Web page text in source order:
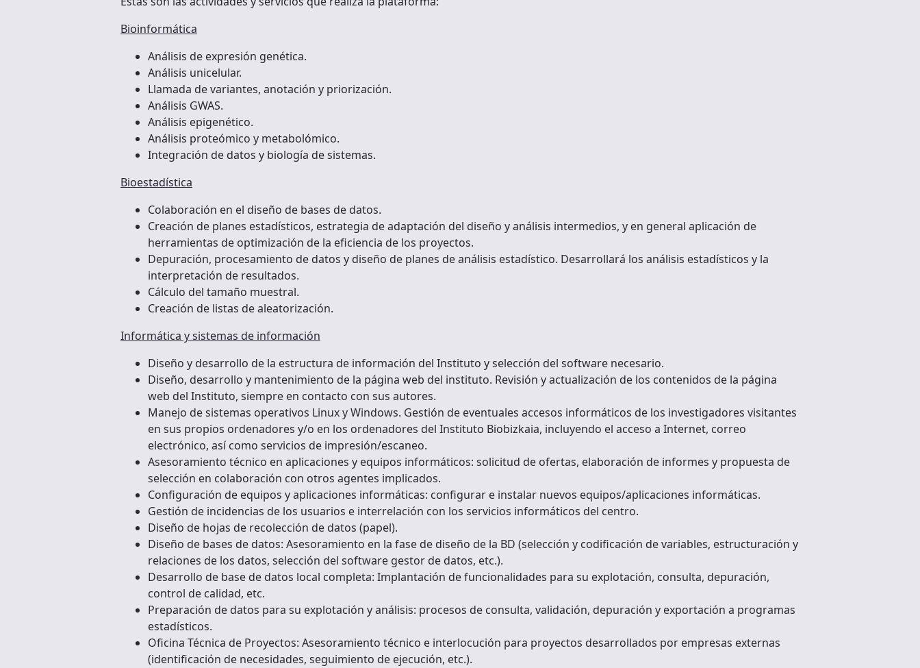
Bioinformática
Análisis de expresión genética.
Análisis unicelular.
Llamada de variantes, anotación y priorización.
Análisis GWAS.
Análisis epigenético.
Análisis proteómico y metabolómico.
Integración de datos y biología de sistemas.
Bioestadística
Colaboración en el diseño de bases de datos.
Creación de planes estadísticos, estrategia de adaptación del diseño y análisis intermedios, y en general aplicación de
herramientas de optimización de la eficiencia de los proyectos.
Depuración, procesamiento de datos y diseño de planes de análisis estadístico. Desarrollará los análisis estadísticos y la
interpretación de resultados.
Cálculo del tamaño muestral.
Creación de listas de aleatorización.
Informática y sistemas de información
Diseño y desarrollo de la estructura de información del Instituto y selección del software necesario.
Diseño, desarrollo y mantenimiento de la página web del instituto. Revisión y actualización de los contenidos de la página
web del Instituto, siempre en contacto con sus autores.
Manejo de sistemas operativos Linux y Windows. Gestión de eventuales accesos informáticos de los investigadores visitantes
en sus propios ordenadores y/o en los ordenadores del Instituto Biobizkaia, incluyendo el acceso a Internet, correo
electrónico, así como servicios de impresión/escaneo.
Asesoramiento técnico en aplicaciones y equipos informáticos: solicitud de ofertas, elaboración de informes y propuesta de
selección en colaboración con otros agentes implicados.
Configuración de equipos y aplicaciones informáticas: configurar e instalar nuevos equipos/aplicaciones informáticas.
Gestión de incidencias de los usuarios e interrelación con los servicios informáticos del centro.
Diseño de hojas de recolección de datos (papel).
Diseño de bases de datos: Asesoramiento en la fase de diseño de la BD (selección y codificación de variables, estructuración y
relaciones de los datos, selección del software gestor de datos, etc.).
Desarrollo de base de datos local completa: Implantación de funcionalidades para su explotación, consulta, depuración,
control de calidad, etc.
Preparación de datos para su explotación y análisis: procesos de consulta, validación, depuración y exportación a programas
estadísticos.
Oficina Técnica de Proyectos: Asesoramiento técnico e interlocución para proyectos desarrollados por empresas externas
(identificación de necesidades, seguimiento de ejecución, etc.).